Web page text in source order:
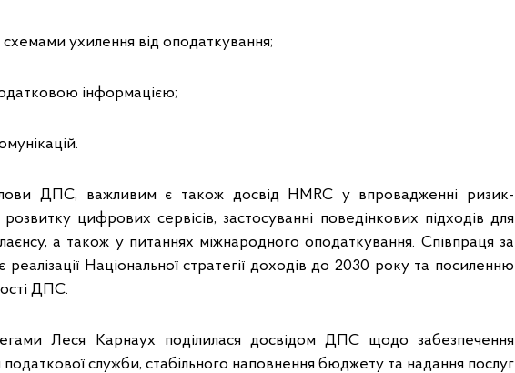
ухилення від оподаткування;
інформацією;
ДПС, важливим є також досвід HMRC у впровадженні ризик-
цифрових сервісів, застосуванні поведінкових підходів для
а також у питаннях міжнародного оподаткування. Співпраця за
Національної стратегії доходів до 2030 року та посиленню
ДПС.
Леся Карнаух поділилася досвідом ДПС щодо забезпечення
служби, стабільного наповнення бюджету та надання послуг